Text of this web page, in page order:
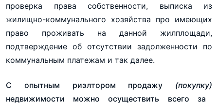
проверка права собственности, выписка из
жилищно-коммунального хозяйства про имеющих
право проживать на данной жилплощади,
подтверждение об отсутствии задолженности по
коммунальным платежам и так далее.
С опытным риэлтором продажу (покупку)
недвижимости можно осуществить всего за